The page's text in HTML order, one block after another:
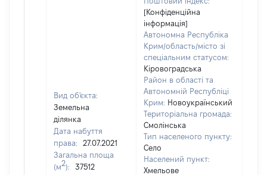
Вид об'єкта:
Земельна
ділянка
Дата набуття
права:
27.07.2021
Загальна площа
(м2):
37512
[Конфіденційна
інформація]
Автономна Республіка
Крим/область/місто зі
спеціальним статусом:
Кіровоградська
Район в області та
Автономній Республіці
Крим: Новоукраїнський
Територіальна громада:
Смолінська
Тип населеного пункту:
Село
Населений пункт:
Хмельове